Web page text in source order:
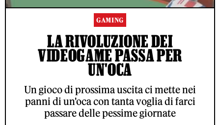
GAMING
LA RIVOLUZIONE DEI
VIDEOGAME PASSA PER
UN'OCA
Un gioco di prossima uscita ci mette nei
panni di un'oca con tanta voglia di farci
passare delle pessime giornate